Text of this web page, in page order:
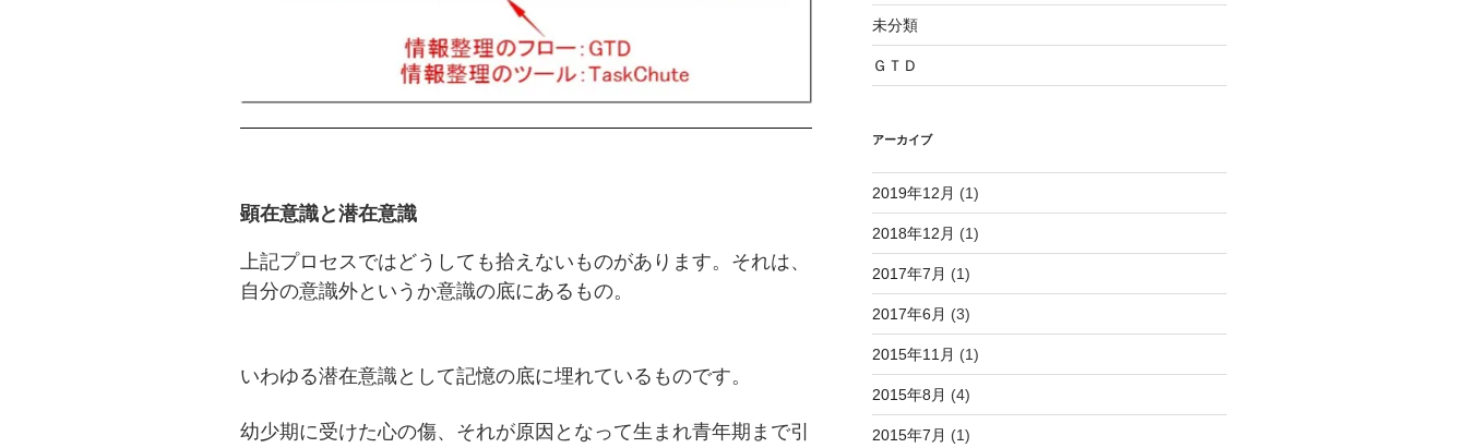
顕在意識と潜在意識
上記プロセスではどうしても拾えないものがあります。 それは、
自分の意識外というか意識の底にあるもの。
いわゆる潜在意識として記憶の底に埋れているものです。
幼少期に受けた心の傷、それが原因となって生まれ青年期まで引
未分類
ＧＴＤ
アーカイブ
2019年12月 (1)
2018年12月 (1)
2017年7月 (1)
2017年6月 (3)
2015年11月 (1)
2015年8月 (4)
2015年7月 (1)